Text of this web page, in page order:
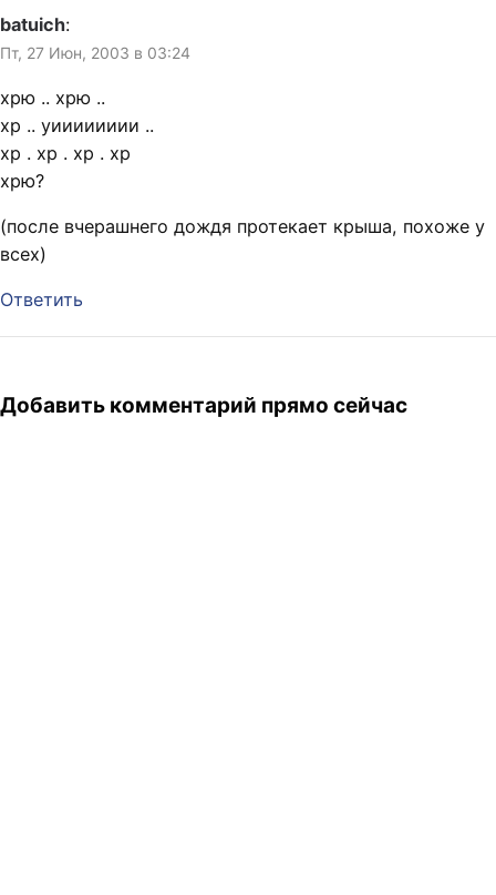
batuich:
Пт, 27 Июн, 2003 в 03:24
хрю .. хрю ..
хр .. уииииииии ..
хр . хр . хр . хр
хрю?
(после вчерашнего дождя протекает крыша, похоже у
всех)
Ответить
Добавить комментарий прямо сейчас